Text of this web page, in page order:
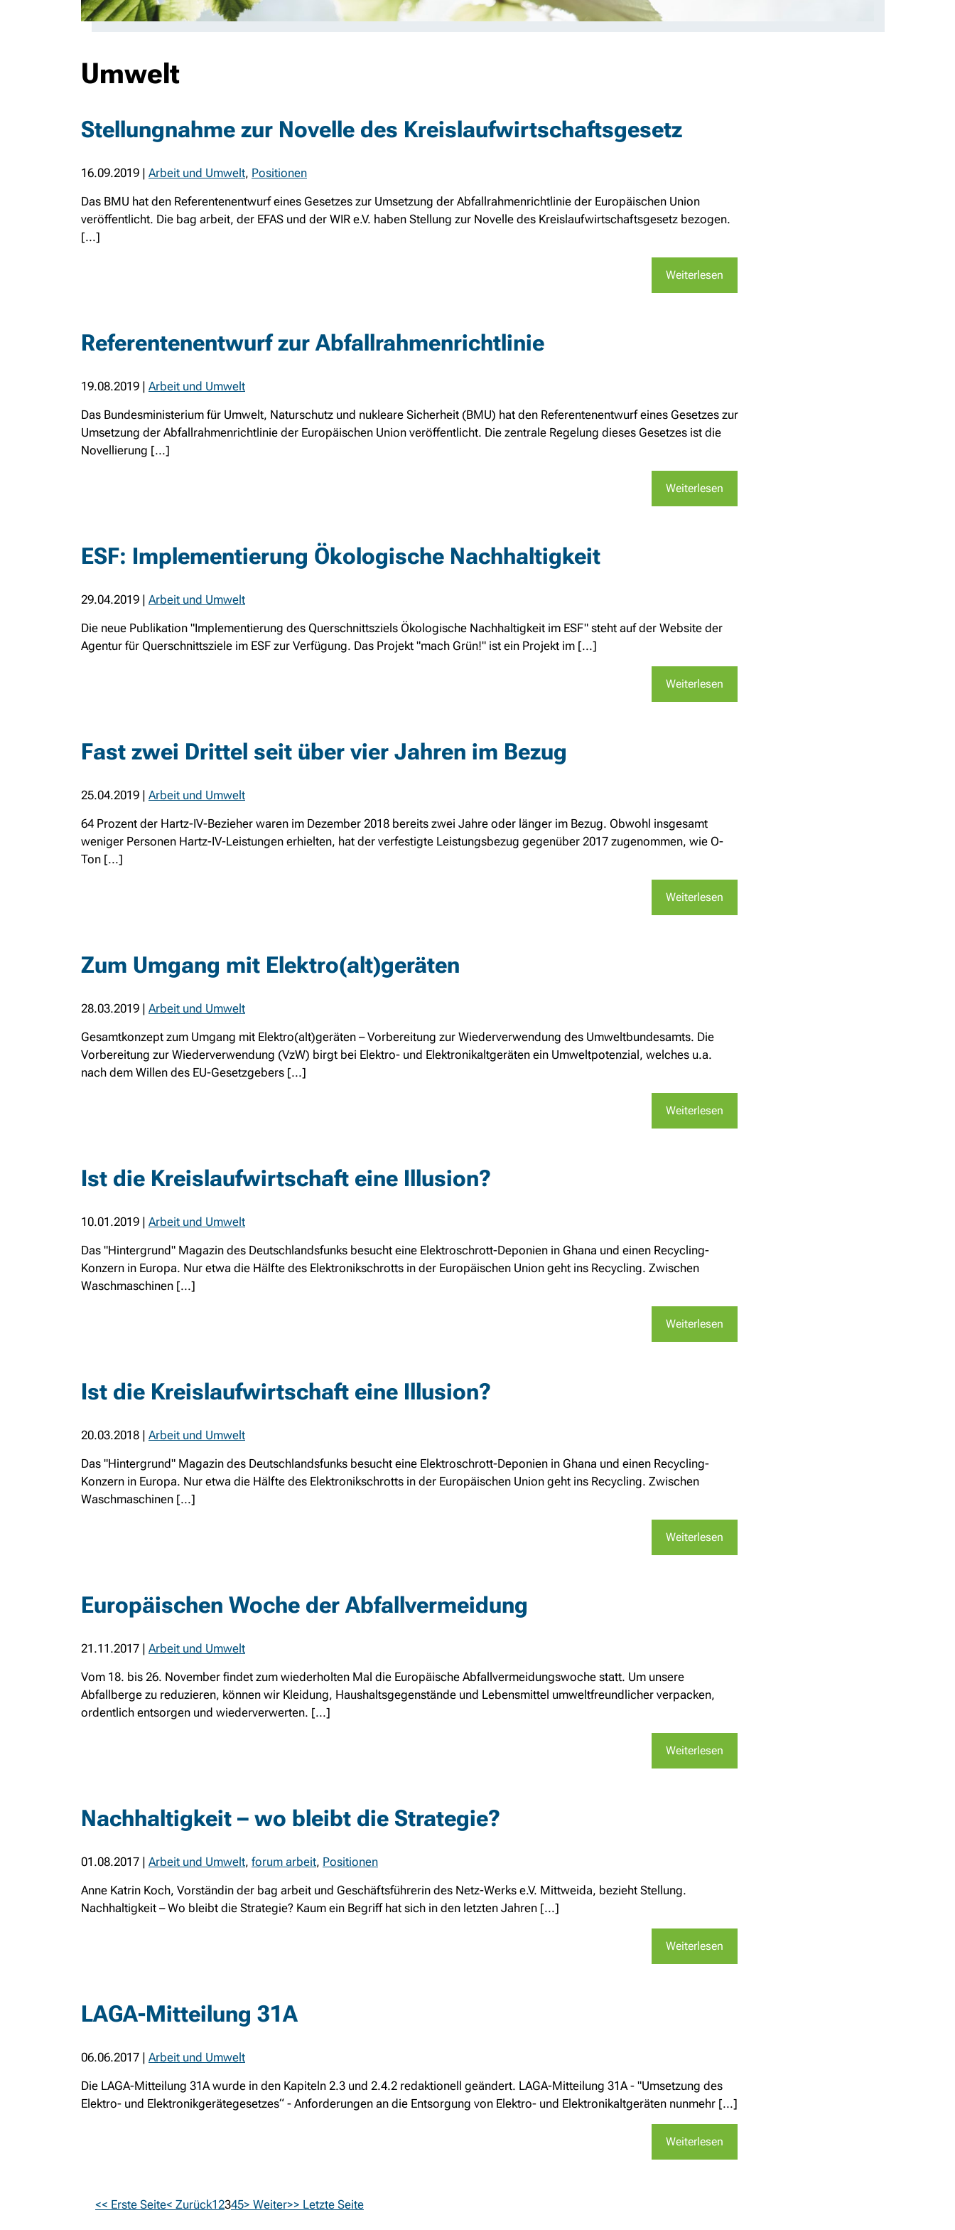
Umwelt
Stellungnahme zur Novelle des Kreislaufwirtschaftsgesetz
16.09.2019 | Arbeit und Umwelt, Positionen
Das BMU hat den Referentenentwurf eines Gesetzes zur Umsetzung der Abfallrahmenrichtlinie der Europäischen Union
veröffentlicht. Die bag arbeit, der EFAS und der WIR e.V. haben Stellung zur Novelle des Kreislaufwirtschaftsgesetz bezogen.
[...]
Weiterlesen
Referentenentwurf zur Abfallrahmenrichtlinie
19.08.2019 | Arbeit und Umwelt
Das Bundesministerium für Umwelt, Naturschutz und nukleare Sicherheit (BMU) hat den Referentenentwurf eines Gesetzes zur
Umsetzung der Abfallrahmenrichtlinie der Europäischen Union veröffentlicht. Die zentrale Regelung dieses Gesetzes ist die
Novellierung [...]
Weiterlesen
ESF: Implementierung Ökologische Nachhaltigkeit
29.04.2019 | Arbeit und Umwelt
Die neue Publikation "Implementierung des Querschnittsziels Ökologische Nachhaltigkeit im ESF" steht auf der Website der
Agentur für Querschnittsziele im ESF zur Verfügung. Das Projekt "mach Grün!" ist ein Projekt im [...]
Weiterlesen
Fast zwei Drittel seit über vier Jahren im Bezug
25.04.2019 | Arbeit und Umwelt
64 Prozent der Hartz-IV-Bezieher waren im Dezember 2018 bereits zwei Jahre oder länger im Bezug. Obwohl insgesamt
weniger Personen Hartz-IV-Leistungen erhielten, hat der verfestigte Leistungsbezug gegenüber 2017 zugenommen, wie O-
Ton [...]
Weiterlesen
Zum Umgang mit Elektro(alt)geräten
28.03.2019 | Arbeit und Umwelt
Gesamtkonzept zum Umgang mit Elektro(alt)geräten – Vorbereitung zur Wiederverwendung des Umweltbundesamts. Die
Vorbereitung zur Wiederverwendung (VzW) birgt bei Elektro- und Elektronikaltgeräten ein Umweltpotenzial, welches u.a.
nach dem Willen des EU-Gesetzgebers [...]
Weiterlesen
Ist die Kreislaufwirtschaft eine Illusion?
10.01.2019 | Arbeit und Umwelt
Das "Hintergrund" Magazin des Deutschlandsfunks besucht eine Elektroschrott-Deponien in Ghana und einen Recycling-
Konzern in Europa. Nur etwa die Hälfte des Elektronikschrotts in der Europäischen Union geht ins Recycling. Zwischen
Waschmaschinen [...]
Weiterlesen
Ist die Kreislaufwirtschaft eine Illusion?
20.03.2018 | Arbeit und Umwelt
Das "Hintergrund" Magazin des Deutschlandsfunks besucht eine Elektroschrott-Deponien in Ghana und einen Recycling-
Konzern in Europa. Nur etwa die Hälfte des Elektronikschrotts in der Europäischen Union geht ins Recycling. Zwischen
Waschmaschinen [...]
Weiterlesen
Europäischen Woche der Abfallvermeidung
21.11.2017 | Arbeit und Umwelt
Vom 18. bis 26. November findet zum wiederholten Mal die Europäische Abfallvermeidungswoche statt. Um unsere
Abfallberge zu reduzieren, können wir Kleidung, Haushaltsgegenstände und Lebensmittel umweltfreundlicher verpacken,
ordentlich entsorgen und wiederverwerten. [...]
Weiterlesen
Nachhaltigkeit – wo bleibt die Strategie?
01.08.2017 | Arbeit und Umwelt, forum arbeit, Positionen
Anne Katrin Koch, Vorständin der bag arbeit und Geschäftsführerin des Netz-Werks e.V. Mittweida, bezieht Stellung.
Nachhaltigkeit – Wo bleibt die Strategie? Kaum ein Begriff hat sich in den letzten Jahren [...]
Weiterlesen
LAGA-Mitteilung 31A
06.06.2017 | Arbeit und Umwelt
Die LAGA-Mitteilung 31A wurde in den Kapiteln 2.3 und 2.4.2 redaktionell geändert. LAGA-Mitteilung 31A - "Umsetzung des
Elektro- und Elektronikgerätegesetzes“ - Anforderungen an die Entsorgung von Elektro- und Elektronikaltgeräten nunmehr [...]
Weiterlesen
<< Erste Seite< Zurück12345> Weiter>> Letzte Seite